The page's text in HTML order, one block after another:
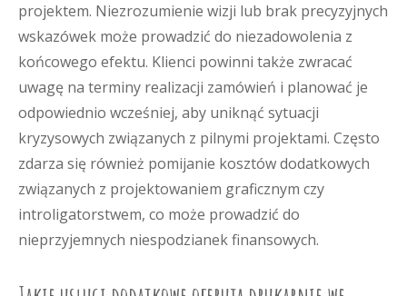
projektem. Niezrozumienie wizji lub brak precyzyjnych
wskazówek może prowadzić do niezadowolenia z
końcowego efektu. Klienci powinni także zwracać
uwagę na terminy realizacji zamówień i planować je
odpowiednio wcześniej, aby uniknąć sytuacji
kryzysowych związanych z pilnymi projektami. Często
zdarza się również pomijanie kosztów dodatkowych
związanych z projektowaniem graficznym czy
introligatorstwem, co może prowadzić do
nieprzyjemnych niespodzianek finansowych.